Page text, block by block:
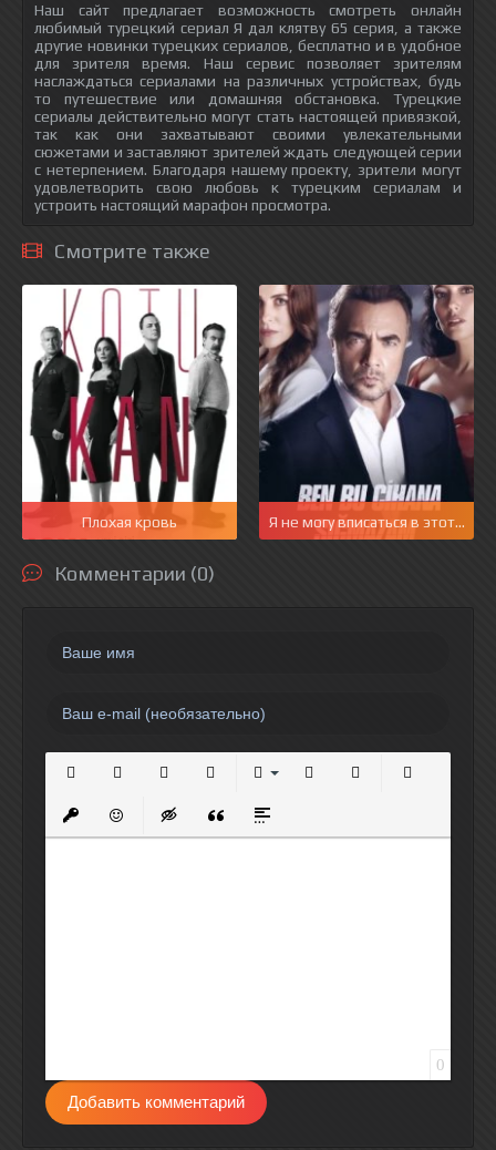
Наш сайт предлагает возможность смотреть онлайн
любимый турецкий сериал Я дал клятву 65 серия, а также
другие новинки турецких сериалов, бесплатно и в удобное
для зрителя время. Наш сервис позволяет зрителям
наслаждаться сериалами на различных устройствах, будь
то путешествие или домашняя обстановка. Турецкие
сериалы действительно могут стать настоящей привязкой,
так как они захватывают своими увлекательными
сюжетами и заставляют зрителей ждать следующей серии
с нетерпением. Благодаря нашему проекту, зрители могут
удовлетворить свою любовь к турецким сериалам и
устроить настоящий марафон просмотра.
Смотрите также
Плохая кровь Я не могу вписаться в этот мир
Комментарии (0)
Вставить защищенную ссылку
Вставить смайлик
Вставка скрытого текста
Вставка цитаты
Вставка спойлера
0
Добавить комментарий